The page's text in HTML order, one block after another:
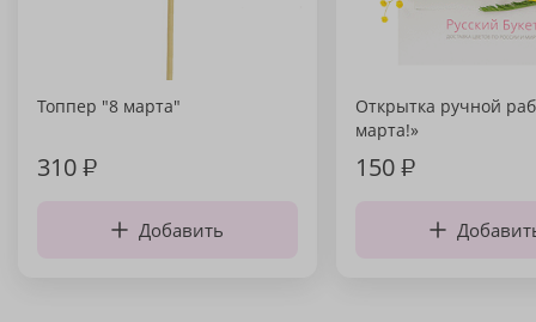
Топпер "8 марта"
310₽
Добавить
Открытка ручной
марта!»
150₽